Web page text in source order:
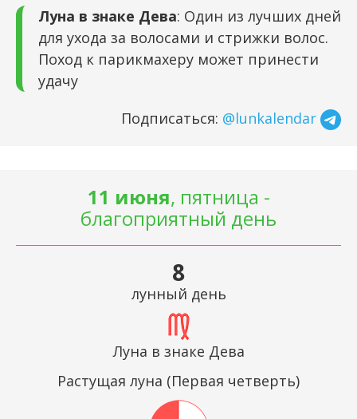
Луна в знаке Дева: Один из лучших дней
для ухода за волосами и стрижки волос.
Поход к парикмахеру может принести
удачу
Подписаться: @lunkalendar
11 июня, пятница -
благоприятный день
8
лунный день
Луна в знаке Дева
Растущая луна (Первая четверть)